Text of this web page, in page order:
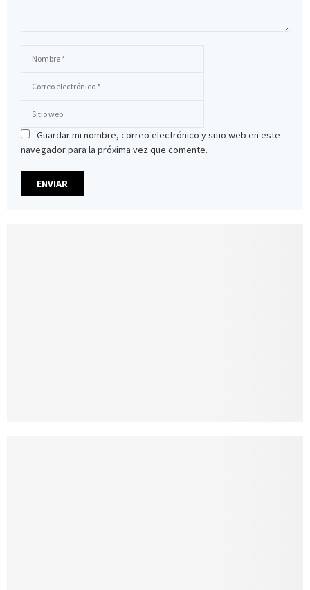
Guardar mi nombre, correo electrónico y sitio web en este
navegador para la próxima vez que comente.